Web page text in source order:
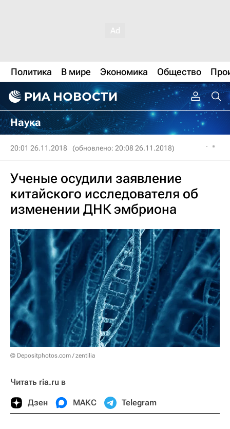
Политика В мире Экономика Общество
Наука
20:01 26.11.2018 (обновлено: 20:08 26.11.2018)
Ученые осудили заявление
китайского исследователя об
изменении ДНК эмбриона
© Depositphotos.com / zentilia
Читать ria.ru в
Дзен МАКС Telegram